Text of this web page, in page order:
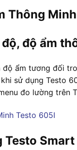
Thông
độ ẩm
ẩm tương đối
sử dụng Testo
đo lường trên